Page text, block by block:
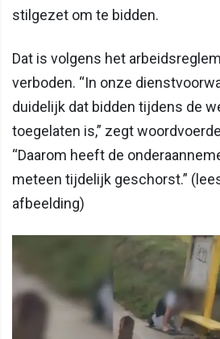
stilgezet om te bidden.
Dat is volgens het
verboden. “In onze
duidelijk dat bidden tijdens de
toegelaten is,” zegt
“Daarom heeft de
meteen tijdelijk geschorst.”
afbeelding)